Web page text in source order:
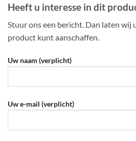
Heeft u interesse in dit
Stuur ons een bericht. Dan laten wij
product kunt aanschaffen.
Uw naam (verplicht)
Uw e-mail (verplicht)